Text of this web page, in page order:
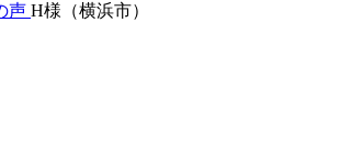
声 H様（横浜市）